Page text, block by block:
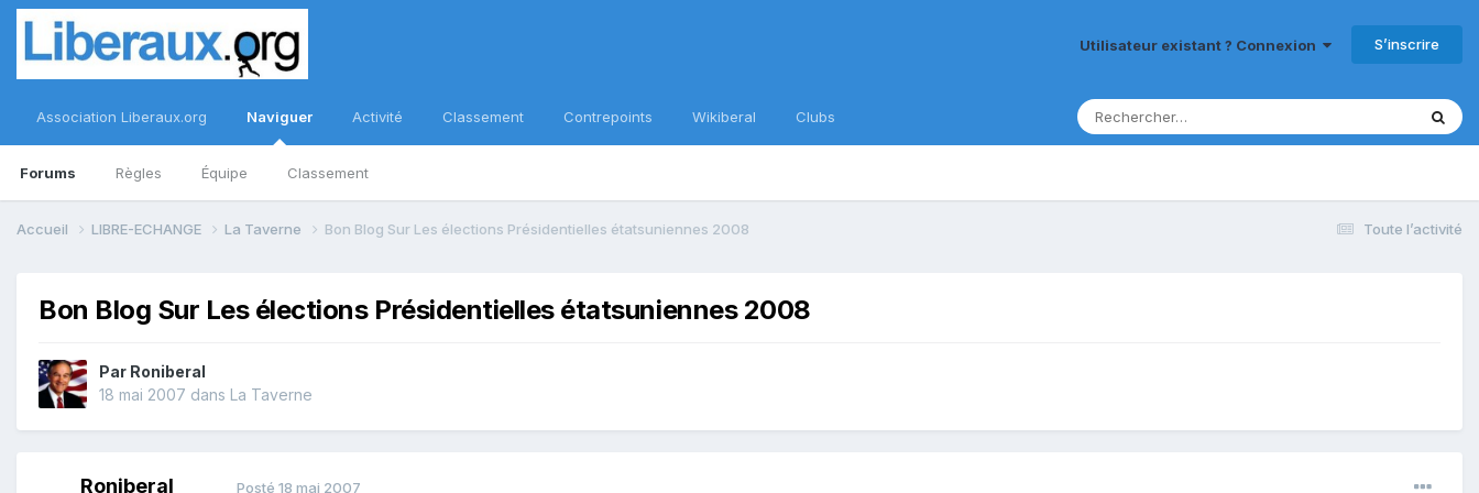
Utilisateur existant ? Connexion S’inscrire
Association Liberaux.org Naviguer
Forums Règles Équipe Classement
Activité Classement Contrepoints Wikiberal Clubs
Toute l’activité
Accueil LIBRE-ECHANGE La Taverne Bon Blog Sur Les élections Présidentielles étatsuniennes 2008
Bon Blog Sur Les élections Présidentielles étatsuniennes 2008
Par Roniberal
18 mai 2007 dans La Taverne
Roniberal Posté 18 mai 2007